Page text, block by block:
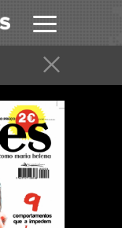
EMAIL